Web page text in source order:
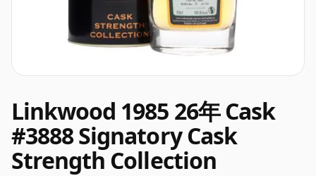
Linkwood 1985 26年 Cask
#3888 Signatory Cask
Strength Collection